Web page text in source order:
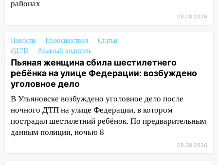
Ульяновск: дерево рухнуло на дом на
13:47
На Нижней Террасе мощным
ветром вырвало дерево с корнем
13:46 Сильный ветер сорвал крышу с
СТО на проспекте Созидателей
13:35
Непогода продолжает бить по
транспорту: в Ульяновске трамвай
сошёл с рельсов
13:22 Упавшие деревья перекрыли
районах
08.08.2026
Новости Происшествия
Статьи
#ДТП
#пьяный водитель
Пьяная женщина сбила шестилетнего
ребёнка на улице Федерации: возбуждено
уголовное дело
В Ульяновске возбуждено уголовное дело после
ночного ДТП на улице Федерации, в котором
пострадал шестилетний ребёнок. По предварительным
данным полиции, ночью 8
08.08.2026